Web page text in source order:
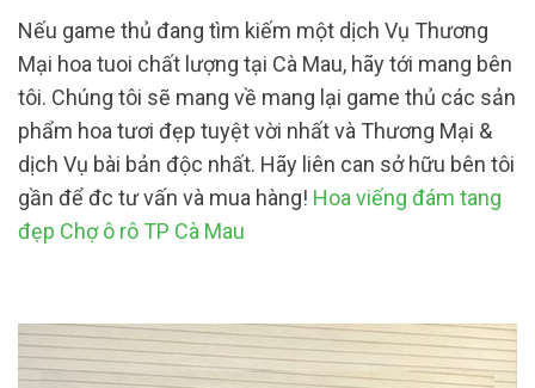
Nếu game thủ đang tìm kiếm một dịch Vụ Thương
Mại hoa tuoi chất lượng tại Cà Mau, hãy tới mang bên
tôi. Chúng tôi sẽ mang về mang lại game thủ các sản
phẩm hoa tươi đẹp tuyệt vời nhất và Thương Mại &
dịch Vụ bài bản độc nhất. Hãy liên can sở hữu bên tôi
gần để đc tư vấn và mua hàng! Hoa viếng đám tang
đẹp Chợ ô rô TP Cà Mau